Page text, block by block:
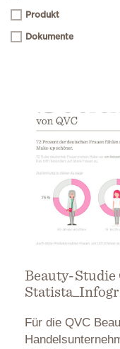
Produkt
Dokumente
Beauty-Studie
Für die QVC